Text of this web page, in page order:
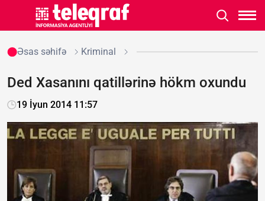
Əsas səhifə Kriminal
Ded Xasanını qatillərinə hökm oxundu
19 İyun 2014 11:57